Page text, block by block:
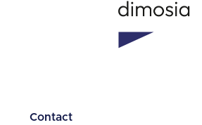
Contact